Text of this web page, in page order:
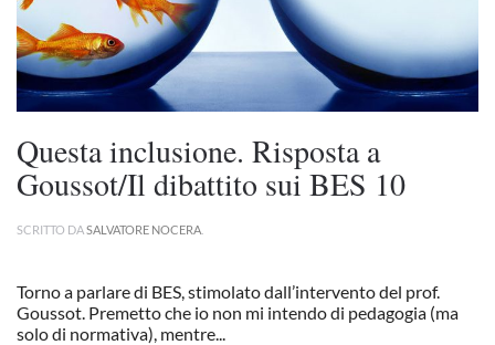
Questa inclusione. Risposta a
Goussot/Il dibattito sui BES 10
SCRITTO DASALVATORE NOCERA
Torno a parlare di BES, stimolato dall’intervento del prof.
Goussot. Premetto che io non mi intendo di pedagogia (ma
solo di normativa), mentre...